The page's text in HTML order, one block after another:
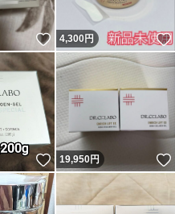
いいね！
4,300円
いいね！
19,950円